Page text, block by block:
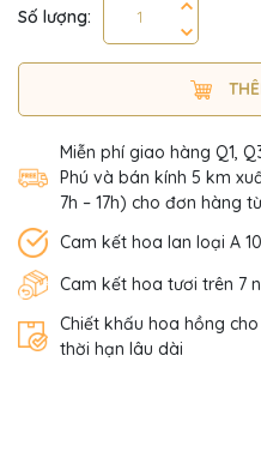
Số lượng:
Miễn phí giao hàng Q1,
Phú và bán kính 5 km
7h – 17h) cho đơn hàng
Cam kết hoa lan loại A
Cam kết hoa tươi trên 7
Chiết khấu hoa hồng
thời hạn lâu dài